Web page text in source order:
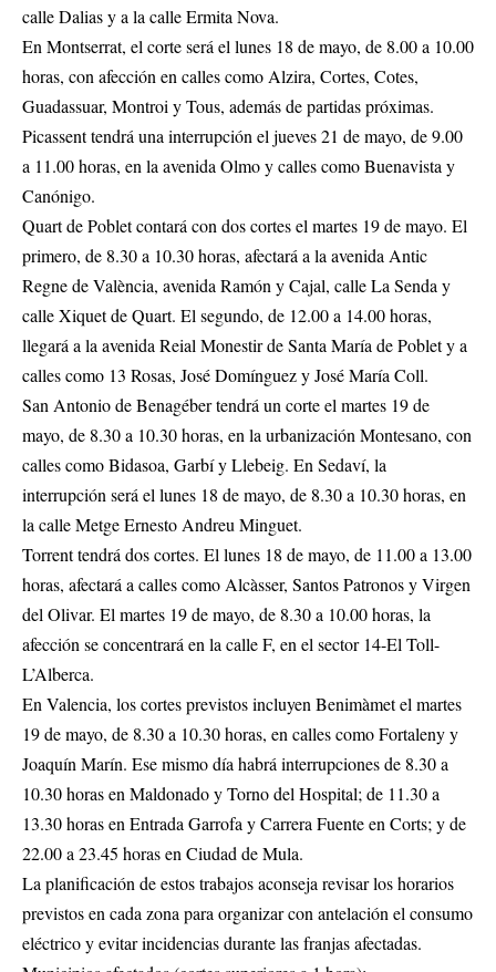
calle Dalias y a la calle Ermita Nova.
En Montserrat, el corte será el lunes 18 de mayo, de 8.00 a 10.00
horas, con afección en calles como Alzira, Cortes, Cotes,
Guadassuar, Montroi y Tous, además de partidas próximas.
Picassent tendrá una interrupción el jueves 21 de mayo, de 9.00
a 11.00 horas, en la avenida Olmo y calles como Buenavista y
Canónigo.
Quart de Poblet contará con dos cortes el martes 19 de mayo. El
primero, de 8.30 a 10.30 horas, afectará a la avenida Antic
Regne de València, avenida Ramón y Cajal, calle La Senda y
calle Xiquet de Quart. El segundo, de 12.00 a 14.00 horas,
llegará a la avenida Reial Monestir de Santa María de Poblet y a
calles como 13 Rosas, José Domínguez y José María Coll.
San Antonio de Benagéber tendrá un corte el martes 19 de
mayo, de 8.30 a 10.30 horas, en la urbanización Montesano, con
calles como Bidasoa, Garbí y Llebeig. En Sedaví, la
interrupción será el lunes 18 de mayo, de 8.30 a 10.30 horas, en
la calle Metge Ernesto Andreu Minguet.
Torrent tendrá dos cortes. El lunes 18 de mayo, de 11.00 a 13.00
horas, afectará a calles como Alcàsser, Santos Patronos y Virgen
del Olivar. El martes 19 de mayo, de 8.30 a 10.00 horas, la
afección se concentrará en la calle F, en el sector 14-El Toll-
L’Alberca.
En Valencia, los cortes previstos incluyen Benimàmet el martes
19 de mayo, de 8.30 a 10.30 horas, en calles como Fortaleny y
Joaquín Marín. Ese mismo día habrá interrupciones de 8.30 a
10.30 horas en Maldonado y Torno del Hospital; de 11.30 a
13.30 horas en Entrada Garrofa y Carrera Fuente en Corts; y de
22.00 a 23.45 horas en Ciudad de Mula.
La planificación de estos trabajos aconseja revisar los horarios
previstos en cada zona para organizar con antelación el consumo
eléctrico y evitar incidencias durante las franjas afectadas.